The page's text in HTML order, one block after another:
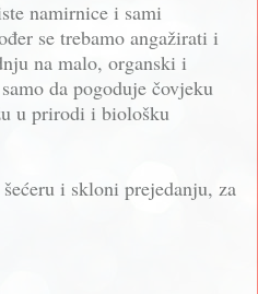
namirnice i sami
se trebamo angažirati i
na malo, organski i
da pogoduje čovjeku
u prirodi i biološku
i skloni prejedanju, za